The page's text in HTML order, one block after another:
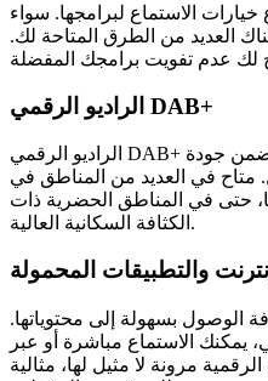
خيارات الاستماع لبرامجها. سواء
العديد من الطرق المتاحة لك.
الراديو الرقمي DAB+
الراديو الرقمي DAB+ هو مستقبل الاستماع الإذاعي. يضمن جودة
متاح في العديد من المناطق في
حتى في المناطق الحضرية ذات
الكثافة السكانية العالية.
والتطبيقات المحمولة
الوصول بسهولة إلى محتوياتها.
يمكنك الاستماع مباشرة أو عبر
مرونة لا مثيل لها، مثالية